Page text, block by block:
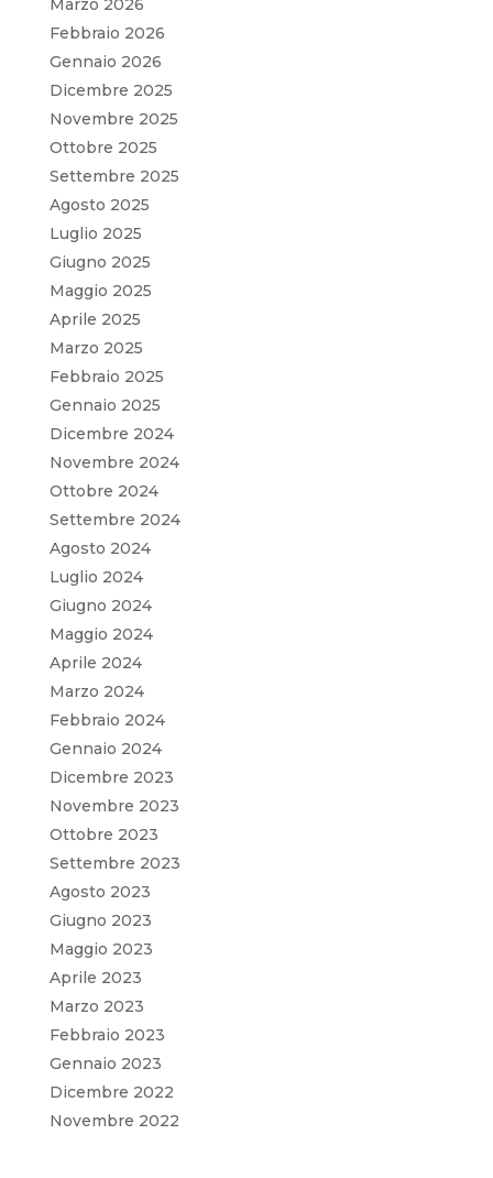
Marzo 2026
Febbraio 2026
Gennaio 2026
Dicembre 2025
Novembre 2025
Ottobre 2025
Settembre 2025
Agosto 2025
Luglio 2025
Giugno 2025
Maggio 2025
Aprile 2025
Marzo 2025
Febbraio 2025
Gennaio 2025
Dicembre 2024
Novembre 2024
Ottobre 2024
Settembre 2024
Agosto 2024
Luglio 2024
Giugno 2024
Maggio 2024
Aprile 2024
Marzo 2024
Febbraio 2024
Gennaio 2024
Dicembre 2023
Novembre 2023
Ottobre 2023
Settembre 2023
Agosto 2023
Giugno 2023
Maggio 2023
Aprile 2023
Marzo 2023
Febbraio 2023
Gennaio 2023
Dicembre 2022
Novembre 2022